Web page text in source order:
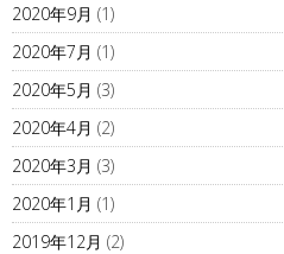
2020年9月 (1)
2020年7月 (1)
2020年5月 (3)
2020年4月 (2)
2020年3月 (3)
2020年1月 (1)
2019年12月 (2)